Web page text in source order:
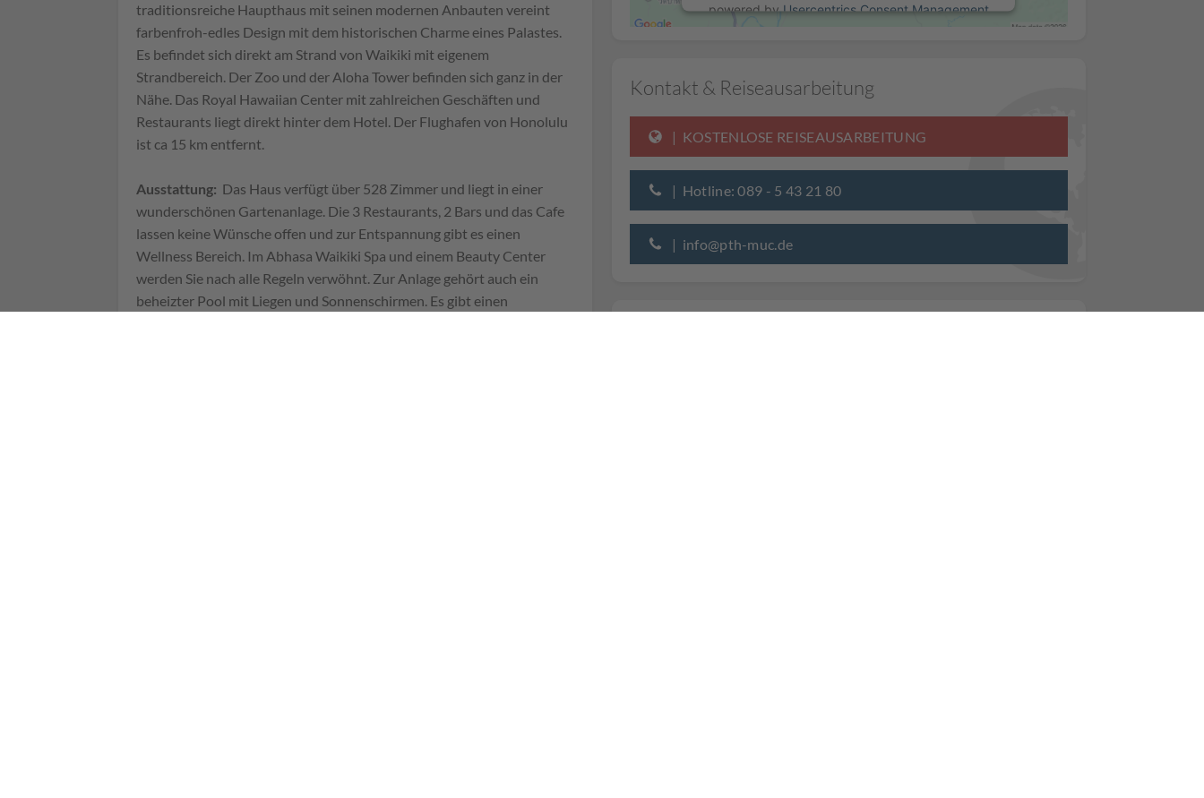
traditionsreiche Haupthaus mit seinen modernen Anbauten vereint
farbenfroh-edles Design mit dem historischen Charme eines Palastes.
Es befindet sich direkt am Strand von Waikiki mit eigenem
Strandbereich. Der Zoo und der Aloha Tower befinden sich ganz in der
Nähe. Das Royal Hawaiian Center mit zahlreichen Geschäften und
Restaurants liegt direkt hinter dem Hotel. Der Flughafen von Honolulu
ist ca 15 km entfernt.
Ausstattung: Das Haus verfügt über 528 Zimmer und liegt in einer
wunderschönen Gartenanlage. Die 3 Restaurants, 2 Bars und das Cafe
lassen keine Wünsche offen und zur Entspannung gibt es einen
Wellness Bereich. Im Abhasa Waikiki Spa und einem Beauty Center
werden Sie nach alle Regeln verwöhnt. Zur Anlage gehört auch ein
beheizter Pool mit Liegen und Sonnenschirmen. Es gibt einen
powered byUsercentrics Consent Management
Kontakt & Reiseausarbeitung
| KOSTENLOSE REISEAUSARBEITUNG
| Hotline: 089 - 5 43 21 80
| info@pth-muc.de